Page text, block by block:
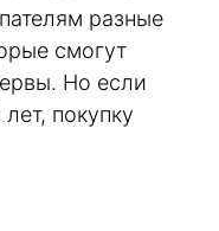
разные
смогут
Но если
покупку